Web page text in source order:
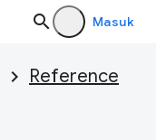
Masuk
Reference